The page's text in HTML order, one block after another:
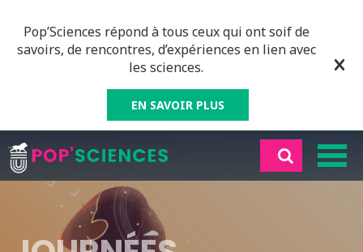
Pop’Sciences répond à tous ceux qui ont soif de
savoirs, de rencontres, d’expériences en lien avec
les sciences.
EN SAVOIR PLUS